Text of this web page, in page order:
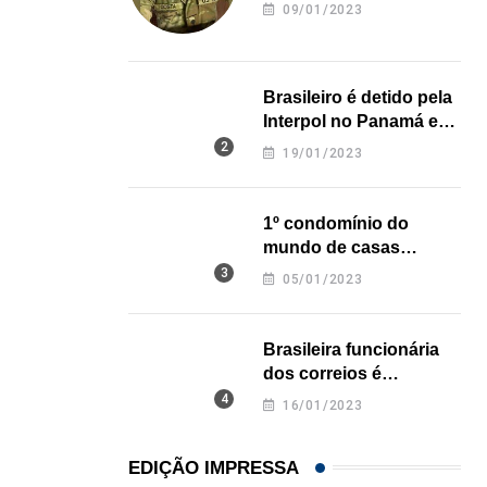
HISTÓRICO
Açaí é reconhecido oficialmente como fruto
09/01/2023
Brasileiro é detido pela
Interpol no Panamá e
pode pegar prisão
19/01/2023
1º condomínio do
mundo de casas
impressas em 3D é
05/01/2023
Brasileira funcionária
dos correios é
assassinada a facadas
16/01/2023
EDIÇÃO IMPRESSA